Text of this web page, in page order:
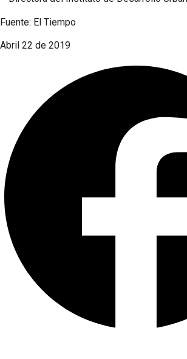
Fuente: El Tiempo
Abril 22 de 2019